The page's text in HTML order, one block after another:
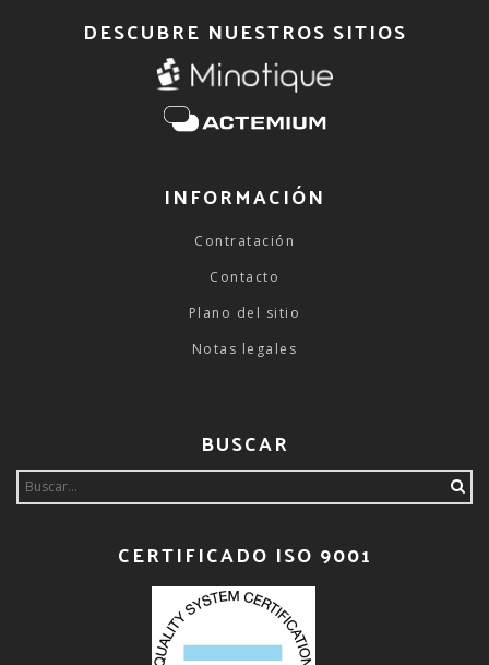
DESCUBRE NUESTROS SITIOS
INFORMACIÓN
Contratación
Contacto
Plano del sitio
Notas legales
BUSCAR
for:
CERTIFICADO ISO 9001